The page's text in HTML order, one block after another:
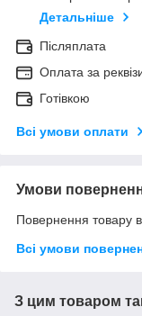
Детальніше
Післяплата
Оплата за
Готівкою
Всі умови оплати
Умови
Повернення товару
Всі умови
З цим товаром